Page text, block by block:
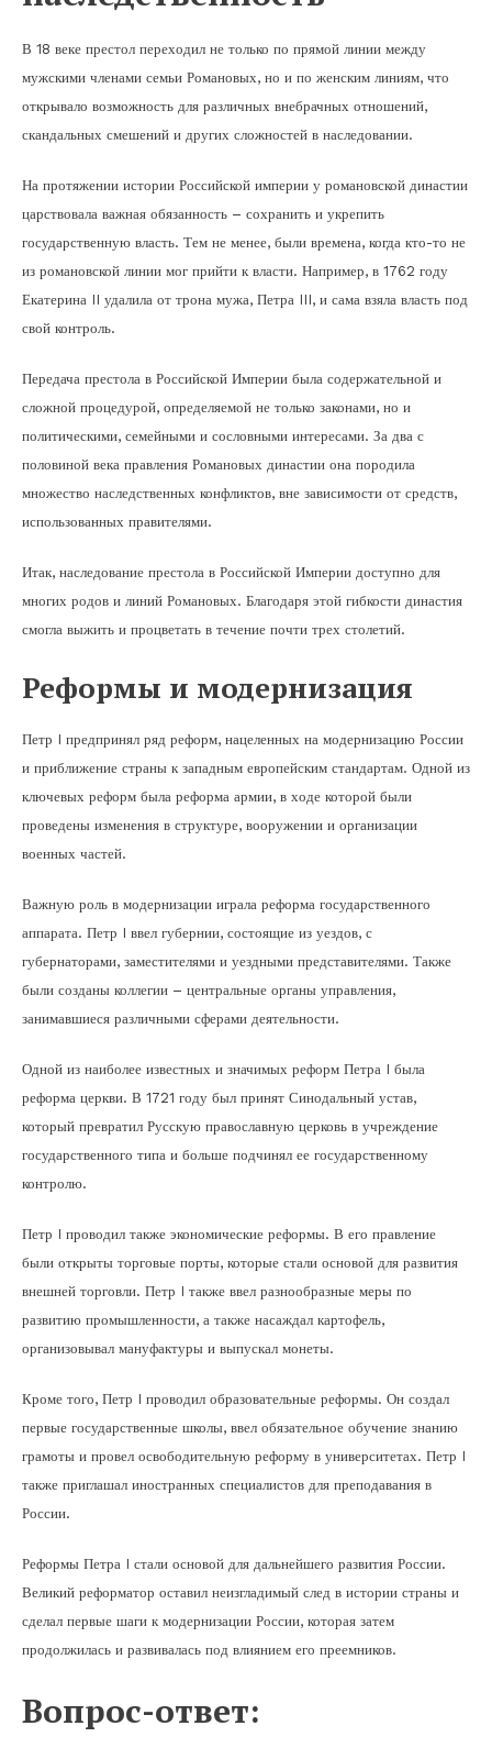
В 18 веке престол переходил не только по прямой линии между
мужскими членами семьи Романовых, но и по женским линиям, что
открывало возможность для различных внебрачных отношений,
скандальных смешений и других сложностей в наследовании.
На протяжении истории Российской империи у романовской династии
царствовала важная обязанность – сохранить и укрепить
государственную власть. Тем не менее, были времена, когда кто-то не
из романовской линии мог прийти к власти. Например, в 1762 году
Екатерина II удалила от трона мужа, Петра III, и сама взяла власть под
свой контроль.
Передача престола в Российской Империи была содержательной и
сложной процедурой, определяемой не только законами, но и
политическими, семейными и сословными интересами. За два с
половиной века правления Романовых династии она породила
множество наследственных конфликтов, вне зависимости от средств,
использованных правителями.
Итак, наследование престола в Российской Империи доступно для
многих родов и линий Романовых. Благодаря этой гибкости династия
смогла выжить и процветать в течение почти трех столетий.
Реформы и модернизация
Петр I предпринял ряд реформ, нацеленных на модернизацию России
и приближение страны к западным европейским стандартам. Одной из
ключевых реформ была реформа армии, в ходе которой были
проведены изменения в структуре, вооружении и организации
военных частей.
Важную роль в модернизации играла реформа государственного
аппарата. Петр I ввел губернии, состоящие из уездов, с
губернаторами, заместителями и уездными представителями. Также
были созданы коллегии – центральные органы управления,
занимавшиеся различными сферами деятельности.
Одной из наиболее известных и значимых реформ Петра I была
реформа церкви. В 1721 году был принят Синодальный устав,
который превратил Русскую православную церковь в учреждение
государственного типа и больше подчинял ее государственному
контролю.
Петр I проводил также экономические реформы. В его правление
были открыты торговые порты, которые стали основой для развития
внешней торговли. Петр I также ввел разнообразные меры по
развитию промышленности, а также насаждал картофель,
организовывал мануфактуры и выпускал монеты.
Кроме того, Петр I проводил образовательные реформы. Он создал
первые государственные школы, ввел обязательное обучение знанию
грамоты и провел освободительную реформу в университетах. Петр I
также приглашал иностранных специалистов для преподавания в
России.
Реформы Петра I стали основой для дальнейшего развития России.
Великий реформатор оставил неизгладимый след в истории страны и
сделал первые шаги к модернизации России, которая затем
продолжилась и развивалась под влиянием его преемников.
Вопрос-ответ: